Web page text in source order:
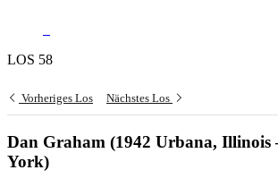
LOS 58
Vorheriges Los Nächstes Los
Dan Graham (1942 Urbana, Illinois
York)